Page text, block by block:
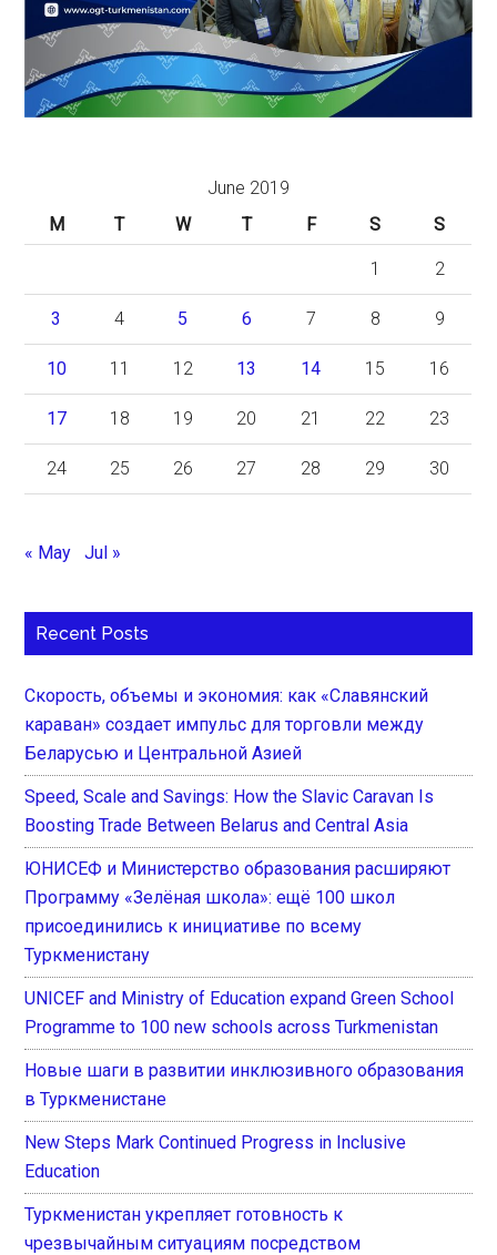
June 2019
M
T W T F S S
1 2
3 4 5 6 7 8 9
10 11 12 13 14 15 16
17 18 19 20 21 22 23
24 25 26 27 28 29 30
« May Jul »
Recent Posts
Скорость, объемы и экономия: как «Славянский
караван» создает импульс для торговли между
Беларусью и Центральной Азией
Speed, Scale and Savings: How the Slavic Caravan Is
Boosting Trade Between Belarus and Central Asia
ЮНИСЕФ и Министерство образования расширяют
Программу «Зелёная школа»: ещё 100 школ
присоединились к инициативе по всему
Туркменистану
UNICEF and Ministry of Education expand Green School
Programme to 100 new schools across Turkmenistan
Новые шаги в развитии инклюзивного образования
в Туркменистане
New Steps Mark Continued Progress in Inclusive
Education
Туркменистан укрепляет готовность к
чрезвычайным ситуациям посредством